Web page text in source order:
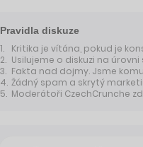
Pravidla diskuze
Kritika je vítána, pokud je
Usilujeme o diskuzi na
Fakta nad dojmy. Jsme
Žádný spam a skrytý
Moderátoři CzechCrunche